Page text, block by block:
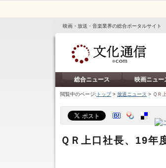
映画・放送・音楽業界の総合ポータルサイト
総合ニュース 映画ニュー
閲覧中のページ: トップ> 放送ニュース > ＱＲ
ＱＲ上口社長、19年